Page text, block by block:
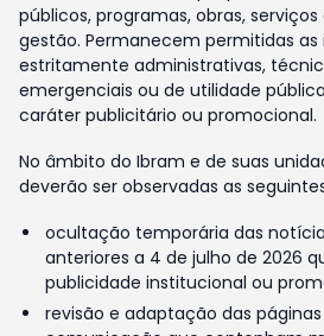
públicos, programas, obras,
gestão. Permanecem permitidas
estritamente administrativas,
emergenciais ou de utilidade
caráter publicitário ou promocional.
No âmbito do Ibram e de suas
deverão ser observadas as
ocultação temporária das
anteriores a 4 de julho de 2026
publicidade institucional ou
revisão e adaptação das